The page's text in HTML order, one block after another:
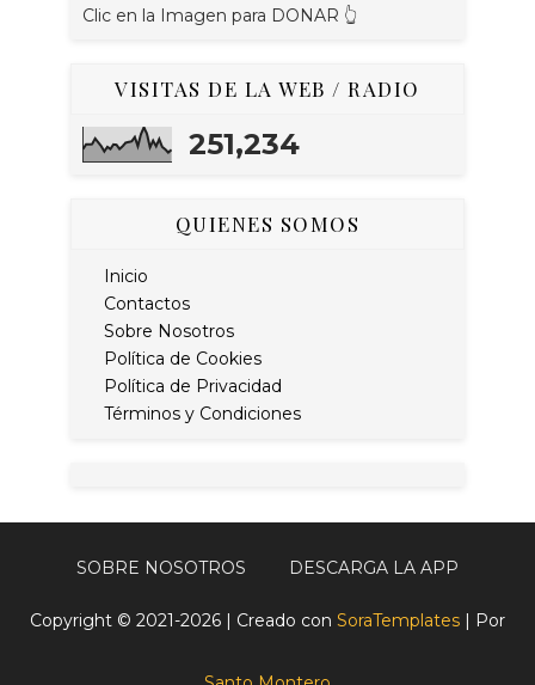
Clic en la Imagen para DONAR 👆
VISITAS DE LA WEB / RADIO
251,234
QUIENES SOMOS
Inicio
Contactos
Sobre Nosotros
Política de Cookies
Política de Privacidad
Términos y Condiciones
SOBRE NOSOTROS DESCARGA LA APP
Copyright © 2021-2026 | Creado con SoraTemplates | Por